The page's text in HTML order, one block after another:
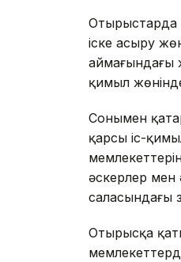
Отырыстарда
іске асыру
аймағындағы
қимыл
Сонымен
қарсы іс-
әскерлер мен
саласындағы
Отырысқа